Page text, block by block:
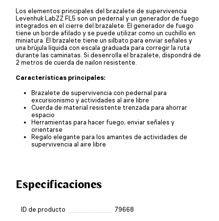
Los elementos principales del brazalete de supervivencia
Levenhuk LabZZ FL5 son un pedernal y un generador de fuego
integrados en el cierre del brazalete. El generador de fuego
tiene un borde afilado y se puede utilizar como un cuchillo en
miniatura. El brazalete tiene un silbato para enviar señales y
una brújula líquida con escala graduada para corregir la ruta
durante las caminatas. Si desenrolla el brazalete, dispondrá de
2 metros de cuerda de nailon resistente.
Características principales:
Brazalete de supervivencia con pedernal para
excursionismo y actividades al aire libre
Cuerda de material resistente trenzada para ahorrar
espacio
Herramientas para hacer fuego, enviar señales y
orientarse
Regalo elegante para los amantes de actividades de
supervivencia al aire libre
Especificaciones
ID de producto 79668